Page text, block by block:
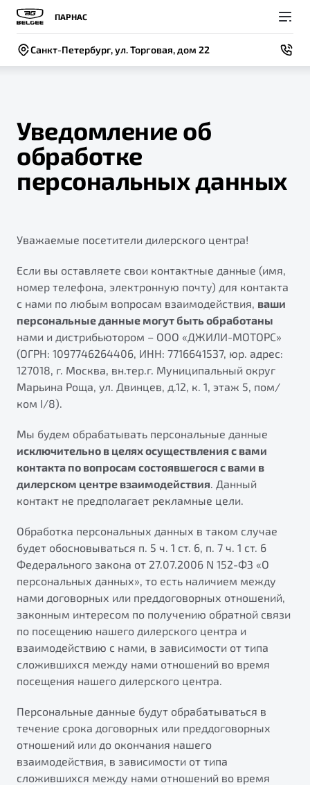
ПАРНАС
Санкт-Петербург, ул. Торговая, дом 22
Модели
Яркий кроссовер
от 2 219 990 ₽*
S50
Элегантный и практичный седан
от 1 699 990 ₽*
Обзор В наличии
X70
Покупателям
ВЫБОР И ПОКУПКА
Спецпредложения и Акции
Записаться на тест-драйв
ФИНАНСЫ И УСЛУГИ
Автокредит
Трейд-ин
Страхование
Расчет КАСКО
Узнайте о специальных выгодах при покупке
автомобиля Belgee
Подробно
Автомобили в наличии
Тест-драйв
Автокредит
Спецпредложения
Владельцам
СЕРВИС
Руководство по эксплуатации
Техническое обслуживание
Калькулятор ТО
Ремонт электрооборудования
Диагностика автомобилей
Ремонт двигателя
Кузовной ремонт
Полная диагностика
Покраска автомобилей
Ремонт ходовой части
Обслуживание автокондиционеров
ПОДДЕРЖКА
Гарантия Belgee
Belgee Линк
Belgee Клуб
Belgee Плюс
Реферальная программа
Помощь на дорогах
О компании
СОБЫТИЯ
Контакты
BELGEE В РОССИИ
О бренде
О дилерском центре
Правовая информация
Уведомление об
обработке
персональных данных
Уважаемые посетители дилерского центра!
Если вы оставляете свои контактные данные (имя,
номер телефона, электронную почту) для контакта
с нами по любым вопросам взаимодействия, ваши
персональные данные могут быть обработаны
нами и дистрибьютором – ООО «ДЖИЛИ-МОТОРС»
(ОГРН: 1097746264406, ИНН: 7716641537, юр. адрес:
127018, г. Москва, вн.тер.г. Муниципальный округ
Марьина Роща, ул. Двинцев, д.12, к. 1, этаж 5, пом/
ком I/8).
Мы будем обрабатывать персональные данные
исключительно в целях осуществления с вами
контакта по вопросам состоявшегося с вами в
дилерском центре взаимодействия. Данный
контакт не предполагает рекламные цели.
Обработка персональных данных в таком случае
будет обосновываться п. 5 ч. 1 ст. 6, п. 7 ч. 1 ст. 6
Федерального закона от 27.07.2006 N 152-ФЗ «О
персональных данных», то есть наличием между
нами договорных или преддоговорных отношений,
законным интересом по получению обратной связи
по посещению нашего дилерского центра и
взаимодействию с нами, в зависимости от типа
сложившихся между нами отношений во время
посещения нашего дилерского центра.
Персональные данные будут обрабатываться в
течение срока договорных или преддоговорных
отношений или до окончания нашего
взаимодействия, в зависимости от типа
сложившихся между нами отношений во время